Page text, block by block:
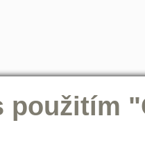
použitím